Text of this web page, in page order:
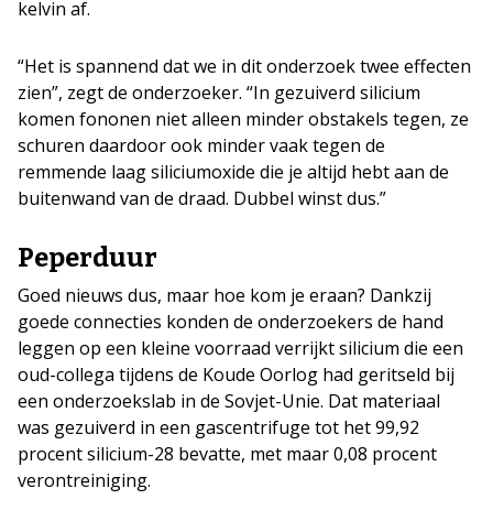
kelvin af.
“Het is spannend dat we in dit onderzoek twee effecten
zien”, zegt de onderzoeker. “In gezuiverd silicium
komen fononen niet alleen minder obstakels tegen, ze
schuren daardoor ook minder vaak tegen de
remmende laag siliciumoxide die je altijd hebt aan de
buitenwand van de draad. Dubbel winst dus.”
Peperduur
Goed nieuws dus, maar hoe kom je eraan? Dankzij
goede connecties konden de onderzoekers de hand
leggen op een kleine voorraad verrijkt silicium die een
oud-collega tijdens de Koude Oorlog had geritseld bij
een onderzoekslab in de Sovjet-Unie. Dat materiaal
was gezuiverd in een gascentrifuge tot het 99,92
procent silicium-28 bevatte, met maar 0,08 procent
verontreiniging.